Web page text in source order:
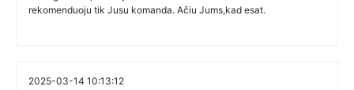
rekomenduoju tik Jusu komanda. Ačiu Jums,kad esat.
2025-03-14 10:13:12